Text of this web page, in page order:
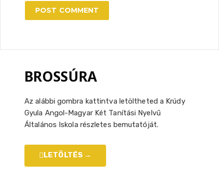
BROSSÚRA
Az alábbi gombra kattintva letöltheted a Krúdy
Gyula Angol-Magyar Két Tanítási Nyelvű
Általános Iskola részletes bemutatóját.
LETÖLTÉS →